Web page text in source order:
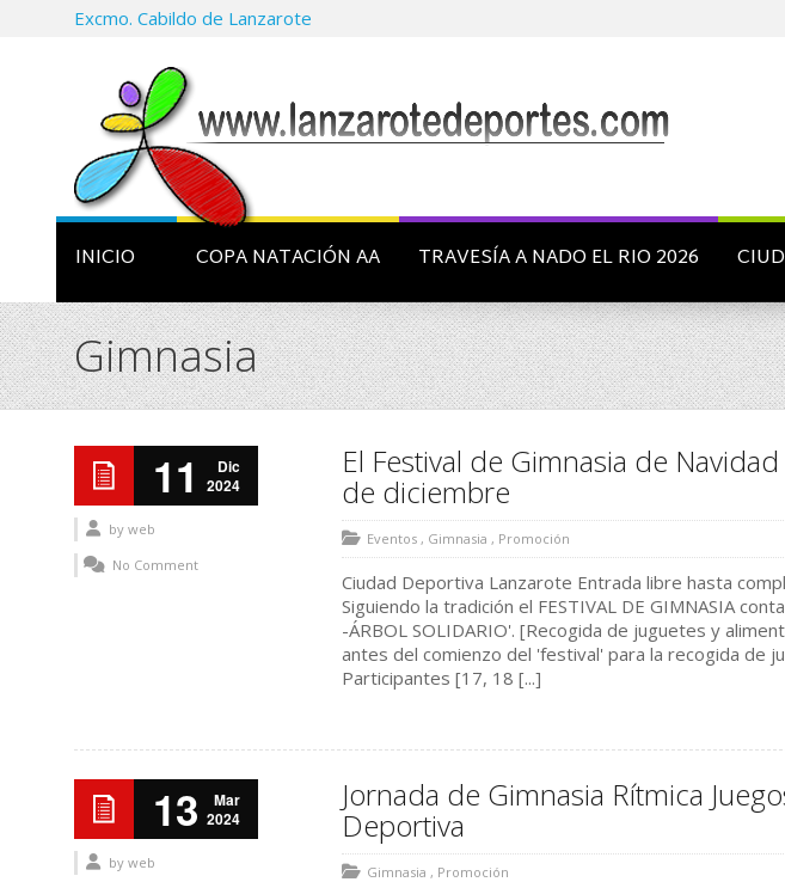
Excmo. Cabildo de Lanzarote
INICIO COPA NATACIÓN AA TRAVESÍA A NADO EL RIO 2026
Gimnasia
11
Dic
2024
by web
No Comment
El Festival de Gimnasia de
de diciembre
Eventos , Gimnasia , Promoción
Ciudad Deportiva Lanzarote Entrada libre hasta
Siguiendo la tradición el FESTIVAL DE GIMNASIA
-ÁRBOL SOLIDARIO'. [Recogida de juguetes y
antes del comienzo del 'festival' para la recogida de
Participantes [17, 18 [...]
13
Mar
2024
by web
Jornada de Gimnasia Rítmica
Deportiva
Gimnasia , Promoción